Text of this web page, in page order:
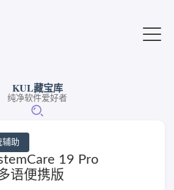
KUL藏宝库
纯净软件爱好者
辅助
19 Pro
语便携版